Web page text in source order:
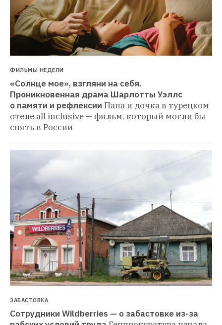
ФИЛЬМЫ НЕДЕЛИ
«Солнце мое», взгляни на себя.
Проникновенная драма Шарлотты Уэллс
о памяти и рефлексии Папа и дочка в турецком
отеле all inclusive — фильм, который могли бы
снять в России
ЗАБАСТОВКА
Сотрудники Wildberries — о забастовке из-за